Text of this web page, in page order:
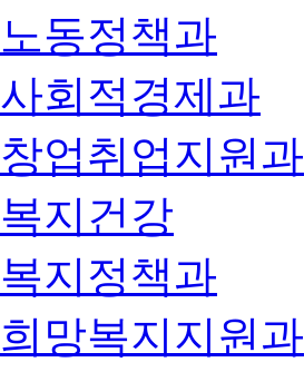
노동정책과
사회적경제과
창업취업지원과
복지건강
복지정책과
희망복지지원과